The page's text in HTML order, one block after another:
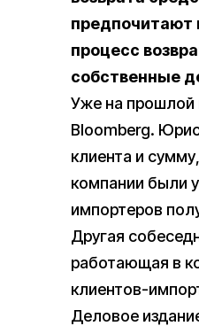
предпочитают
процесс
собственные
Уже на прошлой
Bloomberg.
клиента и
компании были
импортеров
Другая
работающая в
клиентов-
Деловое